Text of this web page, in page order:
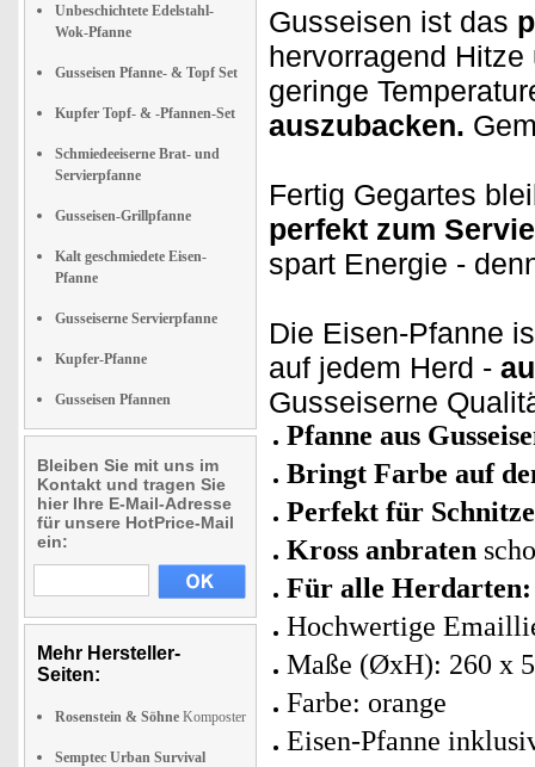
Unbeschichtete Edelstahl-
Wok-Pfanne
Gusseisen Pfanne- & Topf Set
Kupfer Topf- & -Pfannen-Set
Schmiedeeiserne Brat- und
Servierpfanne
Gusseisen-Grillpfanne
Kalt geschmiedete Eisen-
Pfanne
Gusseiserne Servierpfanne
Kupfer-Pfanne
Gusseisen Pfannen
Bleiben Sie mit uns im
Kontakt und tragen Sie
hier Ihre E-Mail-Adresse
für unsere HotPrice-Mail
ein:
Mehr Hersteller-
Seiten:
Rosenstein & Söhne Komposter
Semptec Urban Survival
Gusseisen ist das
hervorragend
geringe
auszubacken.
Fertig Gegartes
perfekt zum
spart Energie -
Die Eisen-Pfanne
auf jedem Herd -
Gusseiserne
Pfanne aus
Bringt Farbe auf
Perfekt für
Kross anbraten
Für alle Herdarten:
Hochwertige
Maße (ØxH): 260 x
Farbe: orange
Eisen-Pfanne